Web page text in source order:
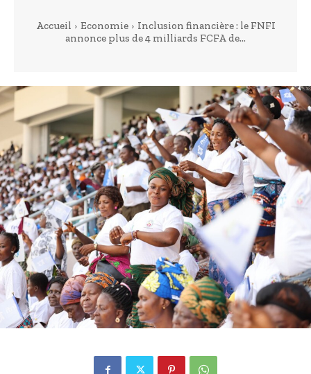
Accueil Economie
Inclusion financière : le FNFI
annonce plus de 4 milliards FCFA de...